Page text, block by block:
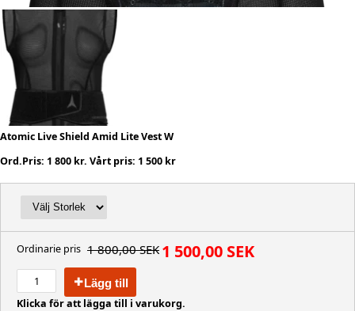
Atomic Live Shield Amid Lite Vest W
Ord.Pris: 1 800 kr. Vårt pris: 1 500 kr
Ordinarie pris 1 800,00 SEK 1 500,00 SEK
Lägg till
Klicka för att lägga till i varukorg.